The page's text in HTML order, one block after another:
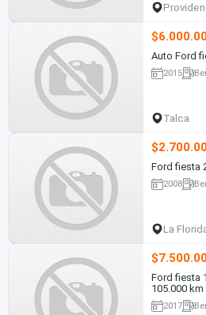
Auto Ford
2015
Talca
Ford fiesta
2008
La
Ford fiesta
105.000 km
2017